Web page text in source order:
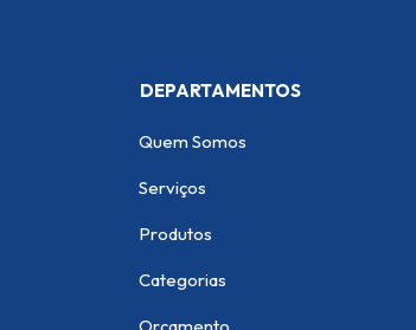
DEPARTAMENTOS
Quem Somos
Serviços
Produtos
Categorias